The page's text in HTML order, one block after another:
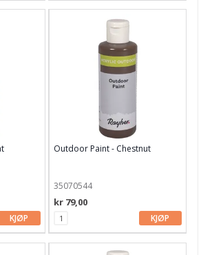
KJØP
Outdoor Paint - Chestnut
35070544
kr 79,00
KJØP